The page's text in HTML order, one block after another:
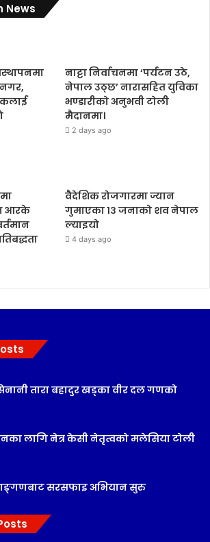
News
नाट्टा निर्वाचनमा ‘पर्यटन उठे,
नेपाल उठ्छ’ नारासहित युविका
भण्डारीको अनुभवी टोली
मैदानमा।
2 days ago
आरके
वैदेशिक रोजगारमा ज्यान
गुमाएका १३ जनाको शव नेपाल
ल्याइयो
4 days ago
तारा बहादुर खड्का वीर दल गणको
लागि नेत्र केसी नेतृत्वको मलेसिया टोली
सरसफाइ अभियान सुरु